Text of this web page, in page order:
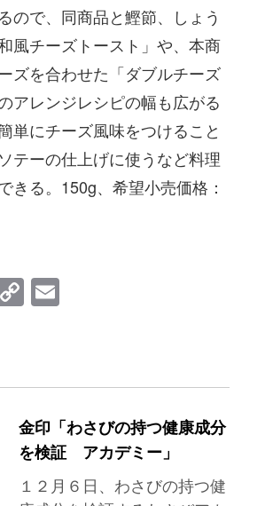
ので、同商品と鰹節、しょう
風チーズトースト」や、本商
ズを合わせた「ダブルチーズ
アレンジレシピの幅も広がる
単にチーズ風味をつけること
テーの仕上げに使うなど料理
きる。150g、希望小売価格：
Copy
金印「わさびの持つ健康成分
を検証 アカデミー」
１２月６日、わさびの持つ健